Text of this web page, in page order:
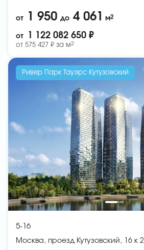
от 1 950 до 4 061 м2
от 1 122 082 650 ₽
от 575 427 ₽ за м2
Ривер Парк Тауэрс Кутузовский
5-16
Москва, проезд Кутузовский, 16 к 2